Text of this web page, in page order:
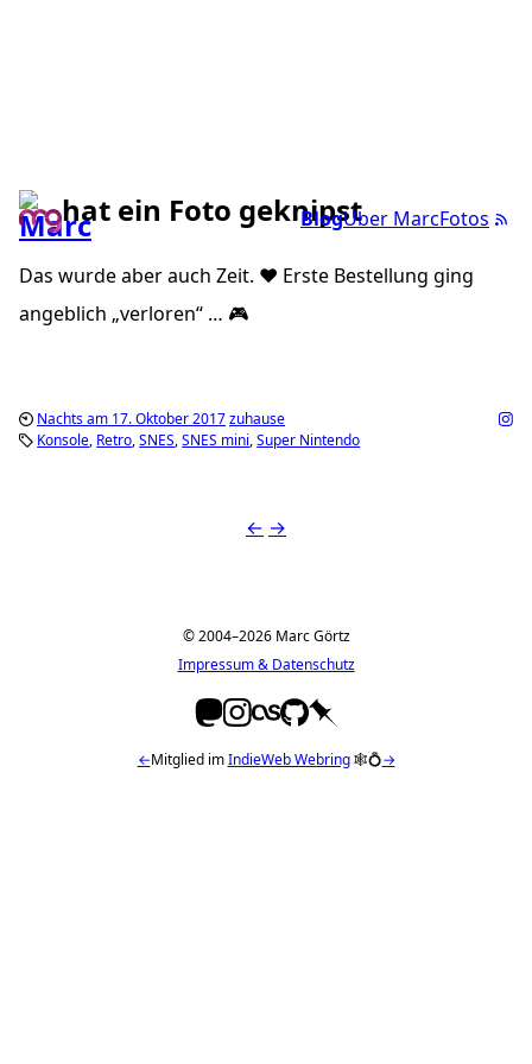
BlogÜber MarcFotos
hat ein Foto geknipst
Das wurde aber auch Zeit. ❤️ Erste Bestellung ging
angeblich „verloren“ … 🎮
Nachts am 17. Oktober 2017zuhause
Konsole Retro SNES SNES mini Super Nintendo
← →
© 2004–2026 Marc Görtz
Impressum & Datenschutz
←Mitglied imIndieWeb Webring🕸💍→